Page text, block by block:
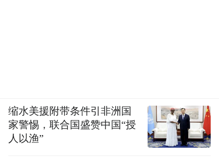
缩水美援附带条件引非洲国
家警惕，联合国盛赞中国“授
人以渔”